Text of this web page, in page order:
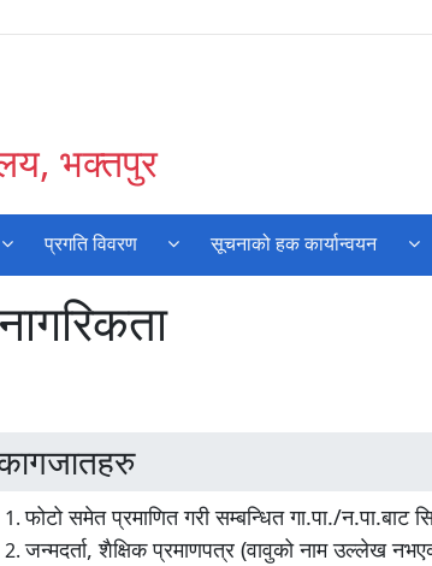
भक्तपुर
प्रगति विवरण सूचनाको हक कार्यान्वयन
फोटो समेत प्रमाणित गरी सम्बन्धित गा.पा./न.पा.बाट
जन्मदर्ता, शैक्षिक प्रमाणपत्र (वावुको नाम उल्लेख